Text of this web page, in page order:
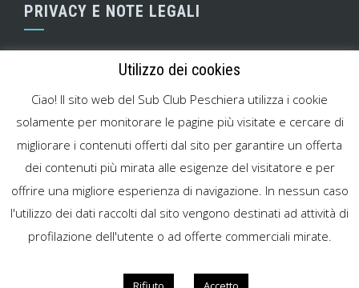
PRIVACY E NOTE LEGALI
Informativa GDPR
Modello MOG attività sportiva
Cookies Policy
Note legali
Utilizzo dei cookies
Ciao! Il sito web del Sub Club Peschiera utilizza i cookie
solamente per monitorare le pagine più visitate e cercare di
migliorare i contenuti offerti dal sito per garantire un offerta
dei contenuti più mirata alle esigenze del visitatore e per
offrire una migliore esperienza di navigazione. In nessun caso
l'utilizzo dei dati raccolti dal sito vengono destinati ad attività di
profilazione dell'utente o ad offerte commerciali mirate.